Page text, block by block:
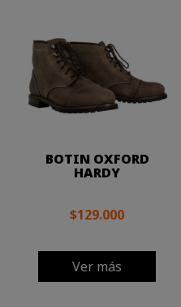
BOTIN OXFORD
HARDY
$129.000
Ver más